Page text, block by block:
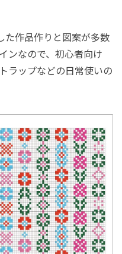
た作品作りと図案が多数
ンなので、初心者向け
ラップなどの日常使いの